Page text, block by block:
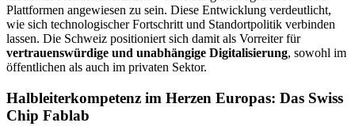
Plattformen angewiesen zu sein. Diese Entwicklung verdeutlicht,
wie sich technologischer Fortschritt und Standortpolitik verbinden
lassen. Die Schweiz positioniert sich damit als Vorreiter für
vertrauenswürdige und unabhängige Digitalisierung, sowohl im
öffentlichen als auch im privaten Sektor.
Halbleiterkompetenz im Herzen Europas: Das Swiss
Chip Fablab